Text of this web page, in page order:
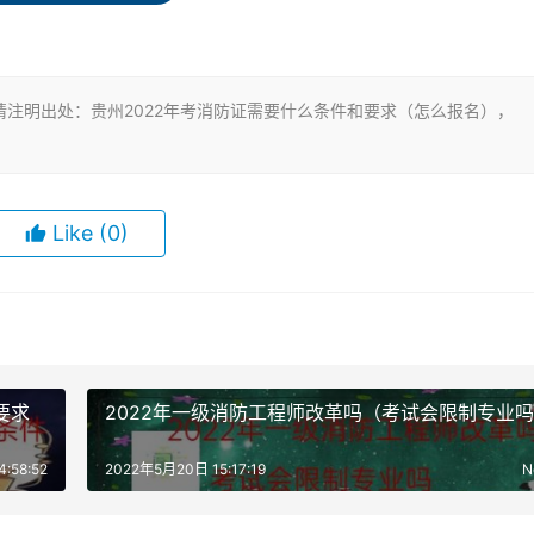
等及以上职业学校本专业或相关专业毕业证（含尚未取得毕
登录报名系统填写相关信息报名；
明出处：贵州2022年考消防证需要什么条件和要求（怎么报名），
Like (0)
求 2022年一级消防工程师改革吗（考试会限制专业
2022年5月20日 15:17:19